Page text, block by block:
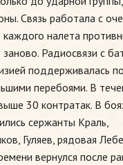
Связь работала с
налета
Радиосвязи с
поддерживалась
перебоями. В
30 контратак. В
сержанты Краль,
Гуляев, рядовая
вернулся после